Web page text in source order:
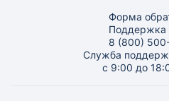
Форма
Поддержка
8 (800)
Служба
с 9:00 до